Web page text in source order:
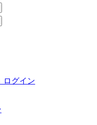
ログイン